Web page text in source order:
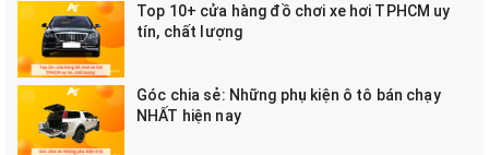
Top 10+ cửa hàng đồ chơi xe hơi TPHCM uy
tín, chất lượng
Góc chia sẻ: Những phụ kiện ô tô bán chạy
NHẤT hiện nay